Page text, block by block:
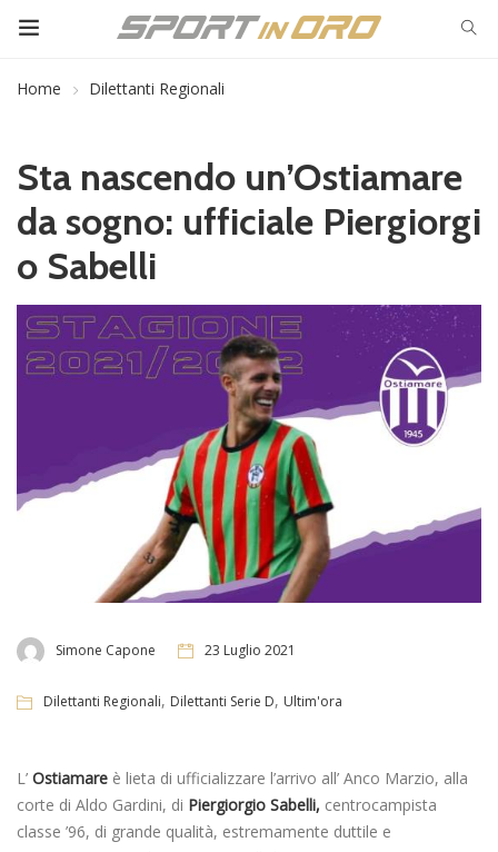
Home Dilettanti Regionali
Sta nascendo un’Ostiamare
da sogno: ufficiale Piergiorgi
o Sabelli
Simone Capone 23 Luglio 2021
Dilettanti Regionali, Dilettanti Serie D, Ultim'ora
L’ Ostiamare è lieta di ufficializzare l’arrivo all’ Anco Marzio, alla
corte di Aldo Gardini, di Piergiorgio Sabelli, centrocampista
classe ’96, di grande qualità, estremamente duttile e